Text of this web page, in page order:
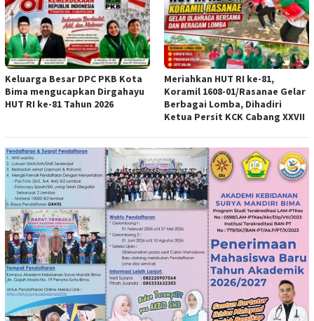
Keluarga Besar DPC PKB Kota
Bima mengucapkan Dirgahayu
HUT RI ke-81 Tahun 2026
Meriahkan HUT RI ke-81,
Koramil 1608-01/Rasanae Gelar
Berbagai Lomba, Dihadiri
Ketua Persit KCK Cabang XXVII